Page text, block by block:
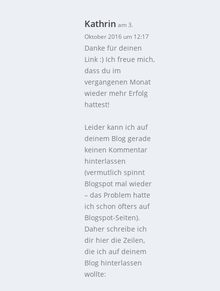
Kathrin am 3.
Oktober 2016 um 12:17
Danke für deinen
Link :) Ich freue mich,
dass du im
vergangenen Monat
wieder mehr Erfolg
hattest!
Leider kann ich auf
deinem Blog gerade
keinen Kommentar
hinterlassen
(vermutlich spinnt
Blogspot mal wieder
– das Problem hatte
ich schon öfters auf
Blogspot-Seiten).
Daher schreibe ich
dir hier die Zeilen,
die ich auf deinem
Blog hinterlassen
wollte: